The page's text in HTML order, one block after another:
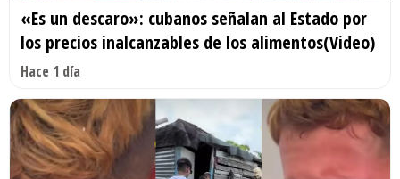
«Es un descaro»: cubanos señalan al Estado por
los precios inalcanzables de los alimentos(Video)
Hace 1 día